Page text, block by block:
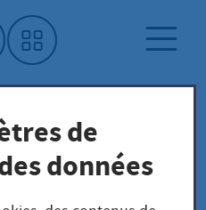
und Service
de
données